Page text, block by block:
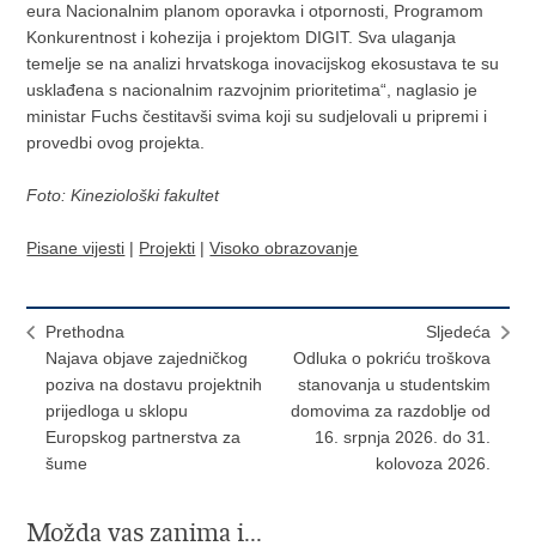
eura Nacionalnim planom oporavka i otpornosti, Programom
Konkurentnost i kohezija i projektom DIGIT. Sva ulaganja
temelje se na analizi hrvatskoga inovacijskog ekosustava te su
usklađena s nacionalnim razvojnim prioritetima“, naglasio je
ministar Fuchs čestitavši svima koji su sudjelovali u pripremi i
provedbi ovog projekta.
Foto: Kineziološki fakultet
Pisane vijesti | Projekti |Visoko obrazovanje
Prethodna
Najava objave zajedničkog
poziva na dostavu projektnih
prijedloga u sklopu
Europskog partnerstva za
šume
Sljedeća
Odluka o pokriću troškova
stanovanja u studentskim
domovima za razdoblje od
16. srpnja 2026. do 31.
kolovoza 2026.
Možda vas zanima i...